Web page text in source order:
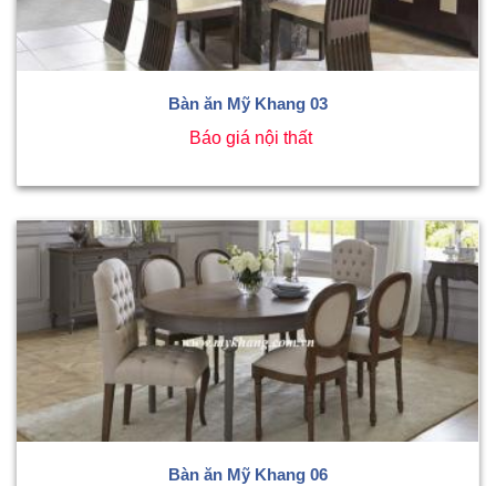
Bàn ăn Mỹ Khang 03
Báo giá nội thất
Bàn ăn Mỹ Khang 06